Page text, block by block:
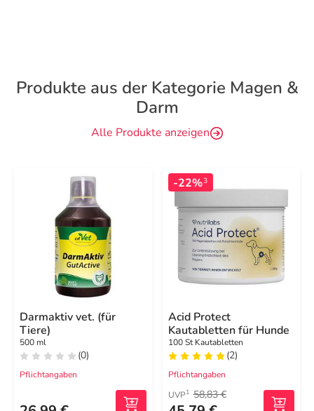
Produkte aus der Kategorie Magen &
Darm
Alle Produkte anzeigen
Darmaktiv vet. (für
Tiere)
500 ml
(0)
Pflichtangaben
-22%3
Acid Protect
Kautabletten für Hunde
100 St Kautabletten
(2)
Pflichtangaben
UVP1 58,83 €